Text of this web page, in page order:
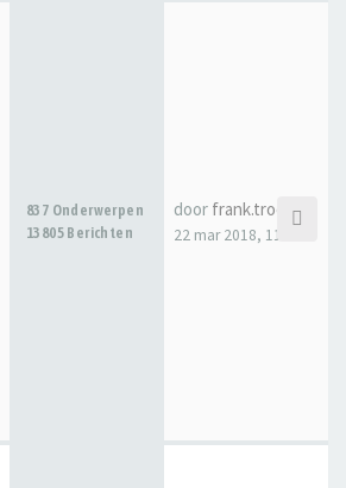
837 Onderwerpen
13805 Berichten
door frank.troch
22 mar 2018, 11:31